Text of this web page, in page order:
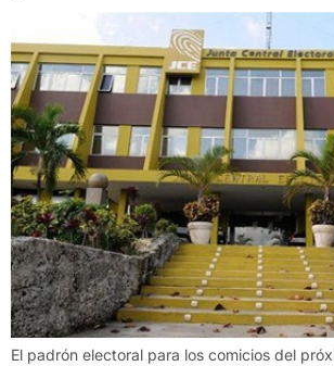
El padrón electoral para los comicios del